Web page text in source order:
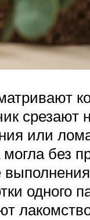
или
без
одного